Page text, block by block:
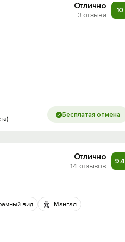
Отлично
3 отзыва
10
Бесплатая отмена
Отлично
14 отзывов
9.4
вид
Мангал